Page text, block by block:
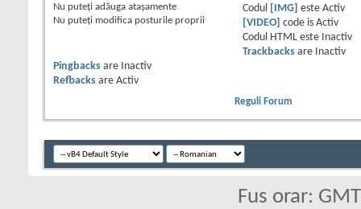
Nu puteţi adăuga ataşamente
Nu puteţi modifica posturile proprii
Codul
[IMG] este Activ
[VIDEO] code is Activ
Codul HTML este
Inactiv
Trackbacksare
Inactiv
Pingbacks are
Inactiv
Refbacks are Activ
Reguli Forum
Fus orar: